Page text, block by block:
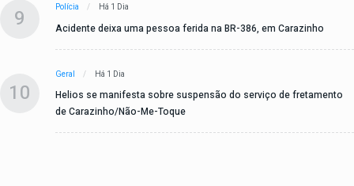
9 Polícia Há 1 Dia
Acidente deixa uma pessoa ferida na BR-386, em Carazinho
10
Geral Há 1 Dia
Helios se manifesta sobre suspensão do serviço de fretamento
de Carazinho/Não-Me-Toque